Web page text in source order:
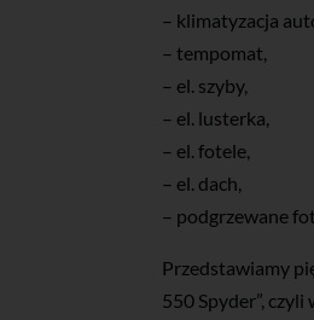
– klimatyzacja
– tempomat,
– el. szyby,
– el. lusterka,
– el. fotele,
– el. dach,
– podgrzewane
Przedstawiamy
550 Spyder”,